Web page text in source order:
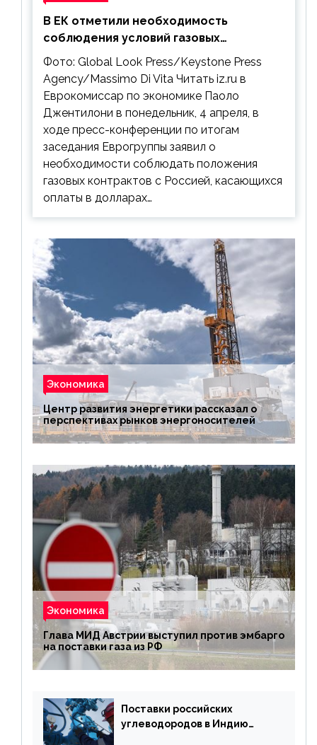
В ЕК отметили необходимость
соблюдения условий газовых
контрактов с РФ
Фото: Global Look Press/Keystone Press
Agency/Massimo Di Vita Читать iz.ru в
Еврокомиссар по экономике Паоло
Джентилони в понедельник, 4 апреля, в
ходе пресс-конференции по итогам
заседания Еврогруппы заявил о
необходимости соблюдать положения
газовых контрактов с Россией, касающихся
оплаты в долларах…
Экономика
Центр развития энергетики рассказал о
перспективах рынков энергоносителей
Экономика
Глава МИД Австрии выступил против эмбарго
на поставки газа из РФ
Поставки российских
углеводородов в Индию